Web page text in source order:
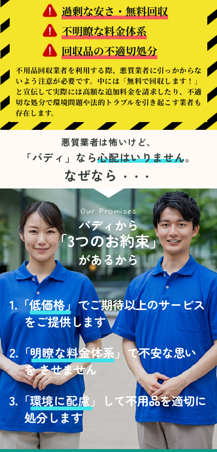
過剰な安さ・無料回収
不明瞭な料金体系
回収品の不適切処分
不用品回収業者を利用する際、悪質業者に引っかからな
いよう注意が必要です。中には「無料で回収します！」
と宣伝して実際には高額な追加料金を請求したり、不適
切な処分で環境問題や法的トラブルを引き起こす業者も
存在します。
悪質業者は怖いけど、
「バディ」なら心配はいりません。
なぜなら ・・・
Our Promises
バディから
「3つのお約束」
があるから
1.「低価格」でご期待以上のサービス
をご提供します
2.「明瞭な料金体系」で不安な思い
を させません
3. 「環境に配慮」
して不用品を適切に
処分します